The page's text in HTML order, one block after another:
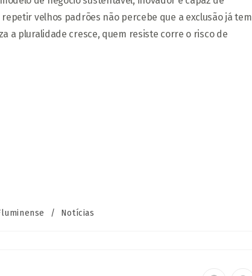
velhos padrões não percebe que a exclusão já tem
a pluralidade cresce, quem resiste corre o risco de
/ Notícias